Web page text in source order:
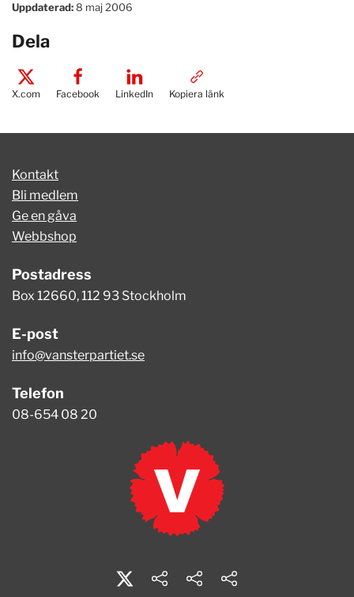
Uppdaterad:8 maj 2006
Dela
X.com Facebook LinkedIn Kopiera länk
Kontakt
Bli medlem
Ge en gåva
Webbshop
Postadress
Box 12660, 112 93 Stockholm
E-post
info@vansterpartiet.se
Telefon
08-654 08 20